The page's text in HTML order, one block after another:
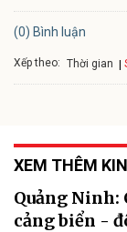
(0) Bình luận
Xếp theo: Thời gian
XEM THÊM
Quảng Ninh:
cảng biển -